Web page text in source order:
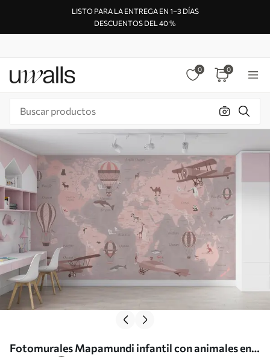
LISTO PARA LA ENTREGA EN 1–3 DÍAS
DESCUENTOS DEL 40 %
0 0
Fotomurales Mapamundi infantil con animales en